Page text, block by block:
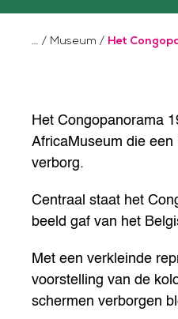
/ Museum / Het
Het Congopanorama
AfricaMuseum die
verborg.
Centraal staat het
beeld gaf van het
Met een verkleinde
voorstelling van de
schermen verborgen